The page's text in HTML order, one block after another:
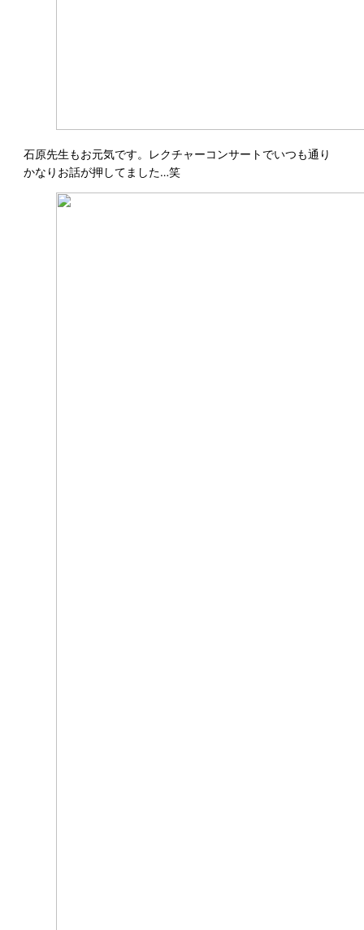
石原先生もお元気です。レクチャーコンサートでいつも通り
かなりお話が押してました…笑